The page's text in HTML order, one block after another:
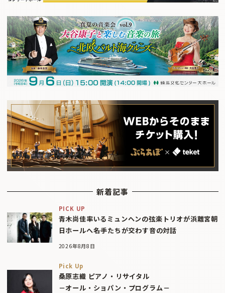
新着記事
PICK UP
青木尚佳率いるミュンヘンの弦楽トリオが浜離宮朝
日ホールへ――名手たちが交わす音の対話
2026年8月8日
Pick Up
桑原志織 ピアノ・リサイタル
－オール・ショパン・プログラム－